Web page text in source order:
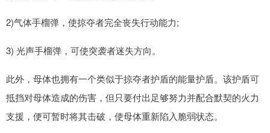
2)气体手榴弹，使掠夺者完全丧失行动能力;
3) 光声手榴弹，可使突袭者迷失方向。
此外，母体也拥有一个类似于掠夺者护盾的能量护盾。该护盾可
抵挡对母体造成的伤害，但只要付出足够努力并配合默契的火力
支援，便可暂时将其击破，使母体重新陷入脆弱状态。